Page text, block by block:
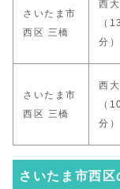
さいたま市
西区 三橋
西
（13
分）
さいたま市
西区 三橋
西
（
分）
さいたま市西区